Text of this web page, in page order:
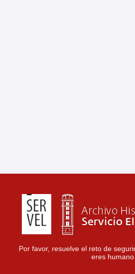
Por favor, resuelve el reto de
eres humano.